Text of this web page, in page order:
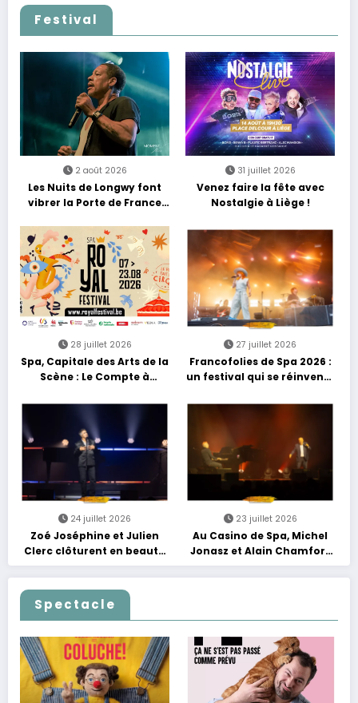
Festival
2 août 2026
Les Nuits de Longwy font
vibrer la Porte de France
découvertes et énergie
reggae
31 juillet 2026
Venez faire la fête avec
Nostalgie à Liège !
28 juillet 2026
Spa, Capitale des Arts de la
Scène : Le Compte à
27 juillet 2026
Francofolies de Spa 2026 :
un festival qui se réinvente
grands moments de scène
24 juillet 2026
Zoé Joséphine et Julien
Clerc clôturent en beauté
Les Nuits Francofolies au
Casino
23 juillet 2026
Au Casino de Spa, Michel
Jonasz et Alain Chamfort
célèbrent le temps qui
passe… sans jamais céder
Spectacle